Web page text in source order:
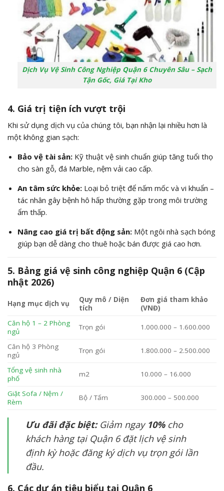
Dịch Vụ Vệ Sinh Công Nghiệp Quận 6 Chuyên Sâu – Sạch
Tận Gốc, Giá Tại Kho
4. Giá trị tiện ích vượt trội
Khi sử dụng dịch vụ của chúng tôi, bạn nhận lại nhiều hơn là
một không gian sạch:
Bảo vệ tài sản:Kỹ thuật vệ sinh chuẩn giúp tăng tuổi thọ
cho sàn gỗ, đá Marble, nệm vải cao cấp.
An tâm sức khỏe:Loại bỏ triệt để nấm mốc và vi khuẩn –
tác nhân gây bệnh hô hấp thường gặp trong môi trường
ẩm thấp.
Nâng cao giá trị bất động sản:Một ngôi nhà sạch bóng
giúp bạn dễ dàng cho thuê hoặc bán được giá cao hơn.
5. Bảng giá vệ sinh công nghiệp Quận 6 (Cập
nhật 2026)
Hạng mục dịch vụ
Quy mô / Diện
tích
Đơn giá tham khảo
(VNĐ)
Căn hộ 1 – 2 Phòng
ngủ
Trọn gói 1.000.000 – 1.600.000
Căn hộ 3 Phòng
ngủ
Trọn gói 1.800.000 – 2.500.000
Tổng vệ sinh nhà
phố
m2 10.000 – 16.000
Giặt Sofa / Nệm /
Rèm
Bộ / Tấm 300.000 – 500.000
Ưu đãi đặc biệt:Giảm ngay 10%cho
khách hàng tại Quận 6 đặt lịch vệ sinh
định kỳ hoặc đăng ký dịch vụ trọn gói lần
đầu.
6. Các dự án tiêu biểu tại Quận 6